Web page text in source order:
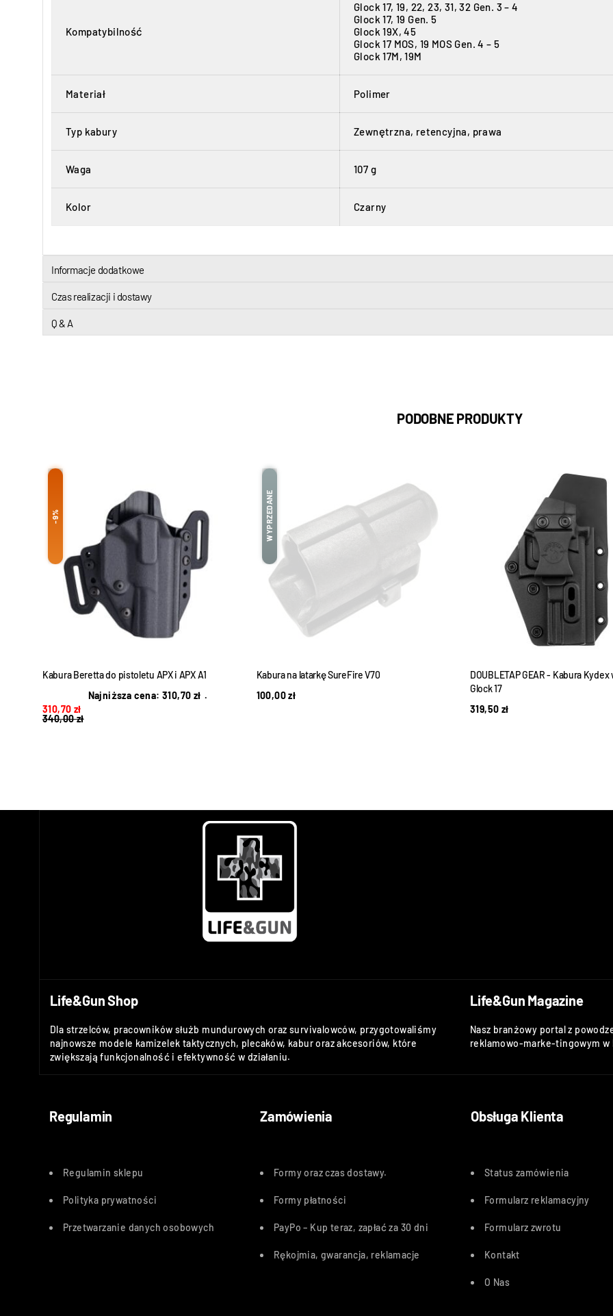
Kompatybilność
Glock 17, 19, 22, 23, 31, 32 Gen. 3 – 4
Glock 17, 19 Gen. 5
Glock 19X, 45
Glock 17 MOS, 19 MOS Gen. 4 – 5
Glock 17M, 19M
Materiał Polimer
Typ kabury Zewnętrzna, retencyjna, prawa
Waga 107 g
Kolor Czarny
Informacje dodatkowe
Czas realizacji i dostawy
Q & A
PODOBNE PRODUKTY
-9%
Kabura Beretta do pistoletu APX i APX A1
340,00zł
310,70 zł
Najniższa cena:310,70 zł .
WYPRZEDANE
Kabura na latarkę SureFire V70
100,00zł
DOUBLETAP GEAR - Kabura
Glock 17
319,50 zł
Life&Gun Shop
Dla strzelców, pracowników służb mundurowych oraz survivalowców, przygotowaliśmy
najnowsze modele kamizelek taktycznych, plecaków, kabur oraz akcesoriów, które
zwiększają funkcjonalność i efektywność w działaniu.
Life&Gun Magazine
Nasz branżowy portal z
reklamowo-marke-tingowym
Regulamin Zamówienia Obsługa Klienta
Regulamin sklepu
Polityka prywatności
Przetwarzanie danych osobowych
Formy oraz czas dostawy.
Formy płatności
PayPo – Kup teraz, zapłać za 30 dni
Rękojmia, gwarancja, reklamacje
Status zamówienia
Formularz reklamacyjny
Formularz zwrotu
Kontakt
O Nas